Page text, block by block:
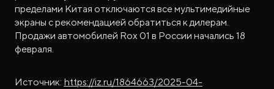
пределами Китая отключаются все мультимедийные
экраны с рекомендацией обратиться к дилерам.
Продажи автомобилей Rox 01 в России начались 18
февраля.
Источник: https://iz.ru/1864663/2025-04-